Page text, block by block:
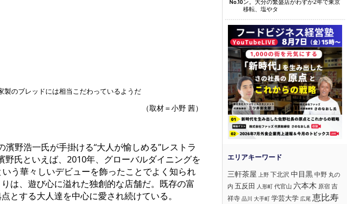
のブレッドには相当こだわっているようだ
（取材＝小野 茜）
野浩一氏が手掛ける“大人が愉しめる”レストラ
氏といえば、2010年、グローバルダイニングを
う華々しいデビューを飾ったことでよく知られ
は、遊び心に溢れた独創的な店舗だ。既存の富
とする大人達を中心に愛され続けている。
No.10ン。大分の繁盛店がわずか2年で東京
移転、塩やタ
三軒茶屋 上野 下北沢 中目黒中野 丸の
内 五反田 人形町 代官山 六本木 原宿 吉
祥寺 品川 大手町 学芸大学 広尾 恵比寿